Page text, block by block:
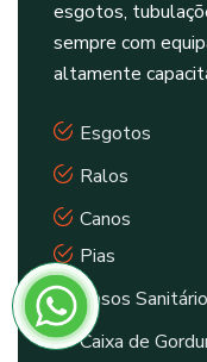
esgotos,
sempre com
altamente
Esgotos
Ralos
Canos
Pias
Vasos
Caixa de